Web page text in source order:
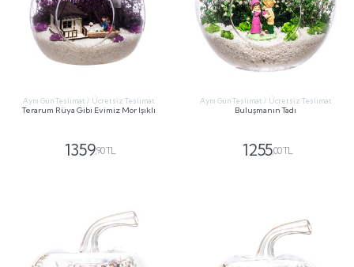
Aynı Gün Teslimat / Ücretsiz Teslimat
Terarum Rüya Gibi Evimiz Mor Işıklı
1359,90 TL
Aynı Gün Teslimat / Ücretsiz Teslimat
Buluşmanın Tadı
1255,00 TL